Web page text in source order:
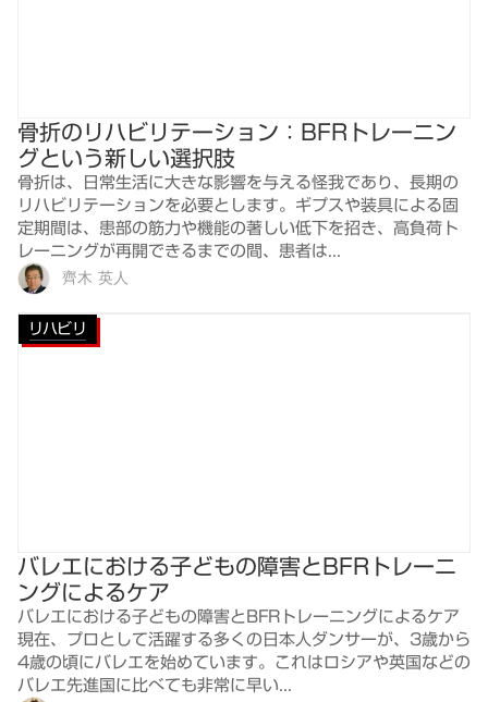
骨折のリハビリテーション：BFRトレーニン
グという新しい選択肢
骨折は、日常生活に大きな影響を与える怪我であり、長期の
リハビリテーションを必要とします。ギプスや装具による固
定期間は、患部の筋力や機能の著しい低下を招き、高負荷ト
レーニングが再開できるまでの間、患者は...
齊木 英人
リハビリ
バレエにおける子どもの障害とBFRトレーニ
ングによるケア
バレエにおける子どもの障害とBFRトレーニングによるケア
現在、プロとして活躍する多くの日本人ダンサーが、3歳から
4歳の頃にバレエを始めています。これはロシアや英国などの
バレエ先進国に比べても非常に早い...